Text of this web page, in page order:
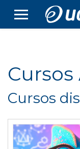
Salta al contenido
PANEL LATERAL
Cursos